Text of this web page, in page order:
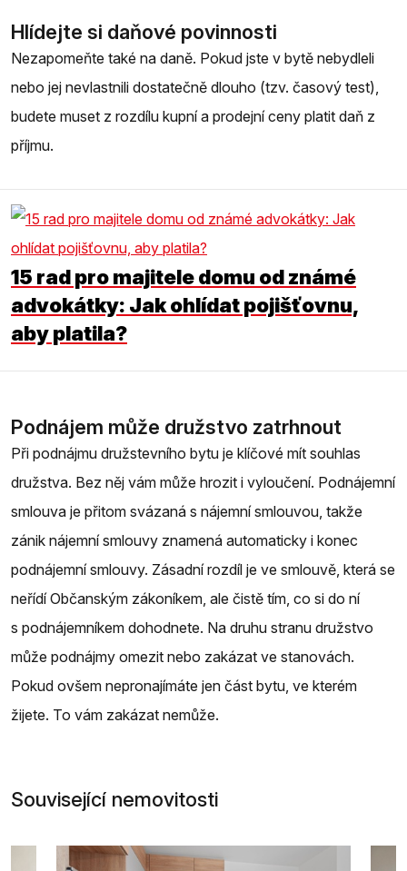
Hlídejte si daňové povinnosti
Nezapomeňte také na daně. Pokud jste v bytě nebydleli
nebo jej nevlastnili dostatečně dlouho (tzv. časový test),
budete muset z rozdílu kupní a prodejní ceny platit daň z
příjmu.
15 rad pro majitele domu od známé
advokátky: Jak ohlídat pojišťovnu,
aby platila?
Podnájem může družstvo zatrhnout
Při podnájmu družstevního bytu je klíčové mít souhlas
družstva. Bez něj vám může hrozit i vyloučení. Podnájemní
smlouva je přitom svázaná s nájemní smlouvou, takže
zánik nájemní smlouvy znamená automaticky i konec
podnájemní smlouvy. Zásadní rozdíl je ve smlouvě, která se
neřídí Občanským zákoníkem, ale čistě tím, co si do ní
s podnájemníkem dohodnete. Na druhu stranu družstvo
může podnájmy omezit nebo zakázat ve stanovách.
Pokud ovšem nepronajímáte jen část bytu, ve kterém
žijete. To vám zakázat nemůže.
Související nemovitosti